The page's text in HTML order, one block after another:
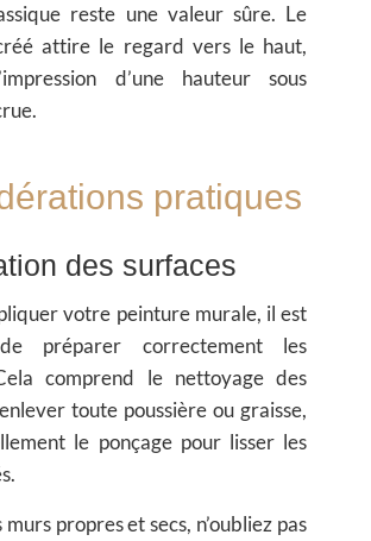
reste une valeur sûre. Le
attire le regard vers le haut,
d’une hauteur sous
pratiques
des surfaces
votre peinture murale, il est
préparer correctement les
comprend le nettoyage des
toute poussière ou graisse,
le ponçage pour lisser les
murs propres et secs, n’oubliez pas